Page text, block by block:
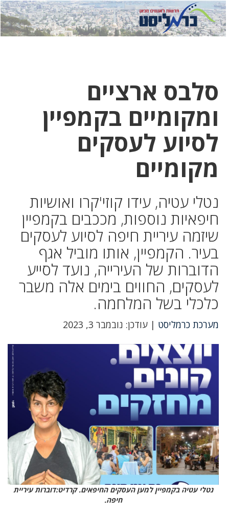
לחץ
כאן
לחץ
כדי
סלבס ארציים
ומקומיים בקמפיין
לסיוע לעסקים
מקומיים
נטלי עטיה, עידו קוזי'קרו ואושיות
חיפאיות נוספות, מככבים בקמפיין
שיזמה עיריית חיפה לסיוע לעסקים
בעיר. הקמפיין, אותו מוביל אגף
הדוברות של העירייה, נועד לסייע
לעסקים, החווים בימים אלה משבר
כלכלי בשל המלחמה.
מערכת כרמליסט | עודכן: נובמבר 3, 2023
נטלי עטיה בקמפיין למען העסקים החיפאים. קרדיט:דוברות עיריית
חיפה.